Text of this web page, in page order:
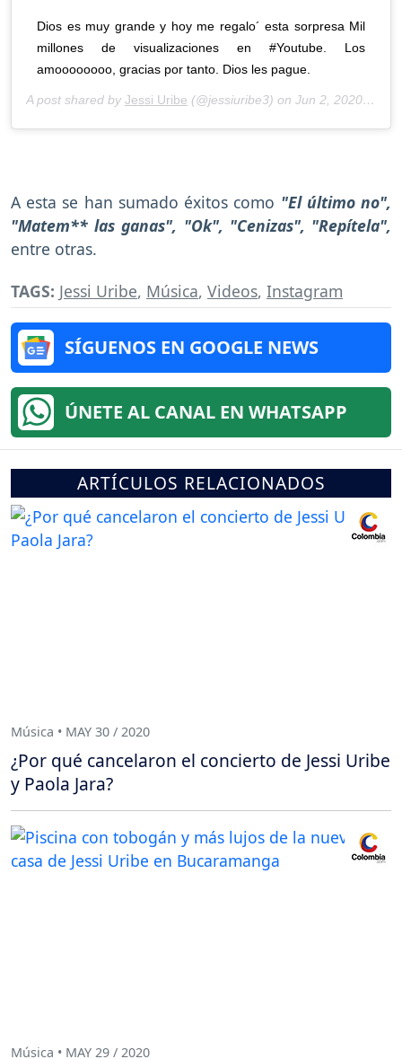
Dios es muy grande y hoy me regalo´ esta sorpresa Mil
millones de visualizaciones en #Youtube. Los
amoooooooo, gracias por tanto. Dios les pague.
A post shared by Jessi Uribe (@jessiuribe3) on Jun 2, 2020 at 9:36am PDT
A esta se han sumado éxitos como "El último no",
"Matem** las ganas", "Ok", "Cenizas", "Repítela",
entre otras.
TAGS: Jessi Uribe, Música, Videos, Instagram
SÍGUENOS EN GOOGLE NEWS
ÚNETE AL CANAL EN WHATSAPP
ARTÍCULOS RELACIONADOS
Música • MAY 30 / 2020
¿Por qué cancelaron el concierto de Jessi Uribe
y Paola Jara?
Música • MAY 29 / 2020